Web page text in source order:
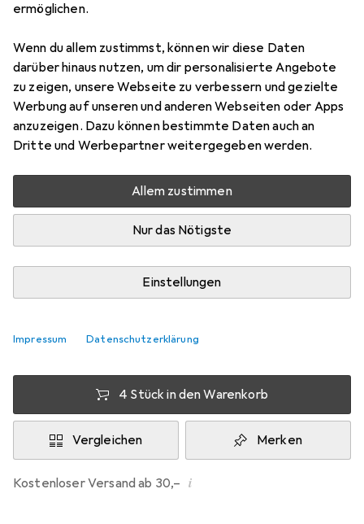
ermöglichen.
Wenn du allem zustimmst, können wir diese Daten
darüber hinaus nutzen, um dir personalisierte Angebote
zu zeigen, unsere Webseite zu verbessern und gezielte
Werbung auf unseren und anderen Webseiten oder Apps
anzuzeigen. Dazu können bestimmte Daten auch an
Dritte und Werbepartner weitergegeben werden.
Allem zustimmen
Nur das Nötigste
Einstellungen
Impressum Datenschutzerklärung
Secolan Mülleimerbeutel
20x, 35 l
Preis in EUR inkl. MwSt.
EUR
4,74
Bewertungen Marke
Mehr als 10 Stück an Lager beim Lieferanten
Lieferort angeben für genaue Lieferzeit
−20
4 Stück in den Warenkorb
Vergleichen Merken
Kostenloser Versand ab 30,– i